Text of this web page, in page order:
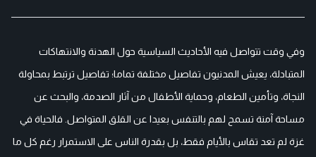
وفي وقت تتواصل فيه الأحاديث السياسية حول الهدنة والانتهاكات
المتبادلة، يعيش المدنيون تفاصيل مختلفة تماما؛ تفاصيل ترتبط بمحاولة
النجاة، وتأمين الطعام، وحماية الأطفال من آثار الصدمة، والبحث عن
مساحة آمنة تسمح لهم بالتنفس بعيدا عن القلق المتواصل. فالحياة في
غزة لم تعد تقاس بالأيام فقط، بل بقدرة الناس على الاستمرار رغم كل ما